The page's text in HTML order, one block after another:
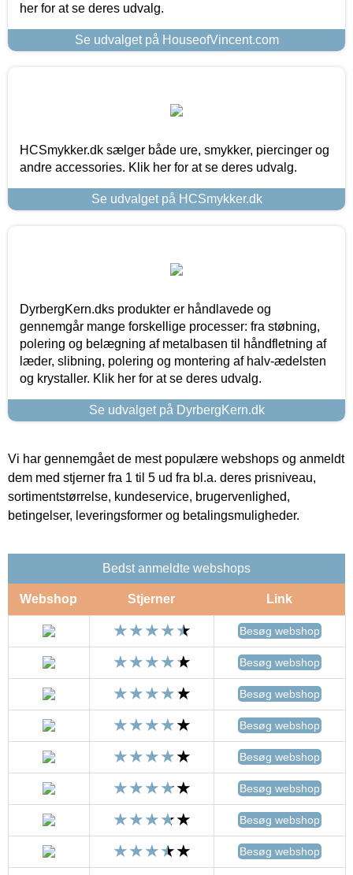
her for at se deres udvalg.
Se udvalget på HouseofVincent.com
HCSmykker.dk sælger både ure, smykker, piercinger og
andre accessories. Klik her for at se deres udvalg.
Se udvalget på HCSmykker.dk
DyrbergKern.dks produkter er håndlavede og
gennemgår mange forskellige processer: fra støbning,
polering og belægning af metalbasen til håndfletning af
læder, slibning, polering og montering af halv-ædelsten
og krystaller. Klik her for at se deres udvalg.
Se udvalget på DyrbergKern.dk
Vi har gennemgået de mest populære webshops og anmeldt
dem med stjerner fra 1 til 5 ud fra bl.a. deres prisniveau,
sortimentstørrelse, kundeservice, brugervenlighed,
betingelser, leveringsformer og betalingsmuligheder.
Bedst anmeldte webshops
Webshop Stjerner Link
Besøg webshop
Besøg webshop
Besøg webshop
Besøg webshop
Besøg webshop
Besøg webshop
Besøg webshop
Besøg webshop